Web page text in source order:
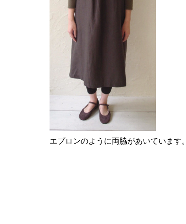
エプロンのように両脇があいています。